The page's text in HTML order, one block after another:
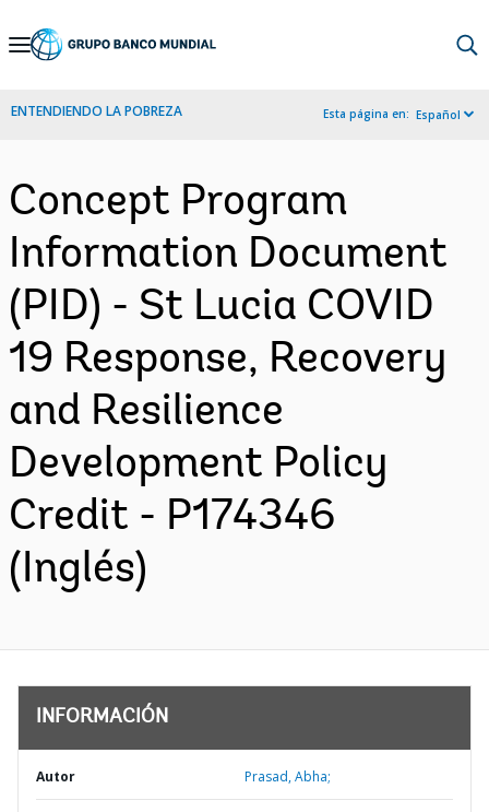
Skip
Navigation
ENTENDIENDO LA POBREZA Esta página en: Español
Concept Program
Information Document
(PID) - St Lucia COVID
19 Response, Recovery
and Resilience
Development Policy
Credit - P174346
(Inglés)
INFORMACIÓN
Autor Prasad, Abha;